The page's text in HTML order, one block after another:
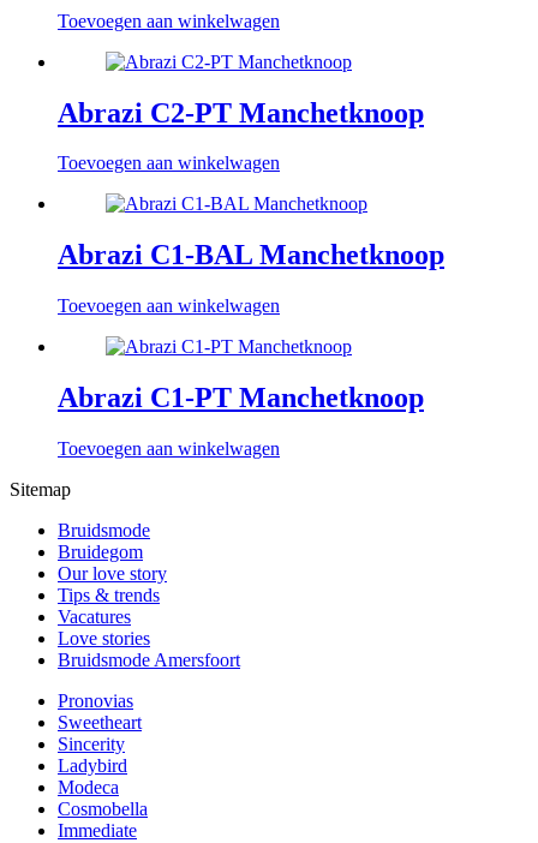
Toevoegen aan winkelwagen
Abrazi C2-PT Manchetknoop
Toevoegen aan winkelwagen
Abrazi C1-BAL Manchetknoop
Toevoegen aan winkelwagen
Abrazi C1-PT Manchetknoop
Toevoegen aan winkelwagen
Sitemap
Bruidsmode
Bruidegom
Our love story
Tips & trends
Vacatures
Love stories
Bruidsmode Amersfoort
Pronovias
Sweetheart
Sincerity
Ladybird
Modeca
Cosmobella
Immediate